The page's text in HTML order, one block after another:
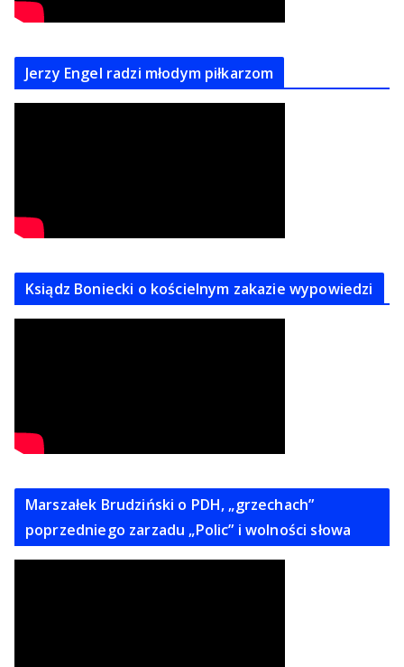
Jerzy Engel radzi młodym piłkarzom
Ksiądz Boniecki o kościelnym zakazie wypowiedzi
Marszałek Brudziński o PDH, „grzechach”
poprzedniego zarzadu „Polic” i wolności słowa